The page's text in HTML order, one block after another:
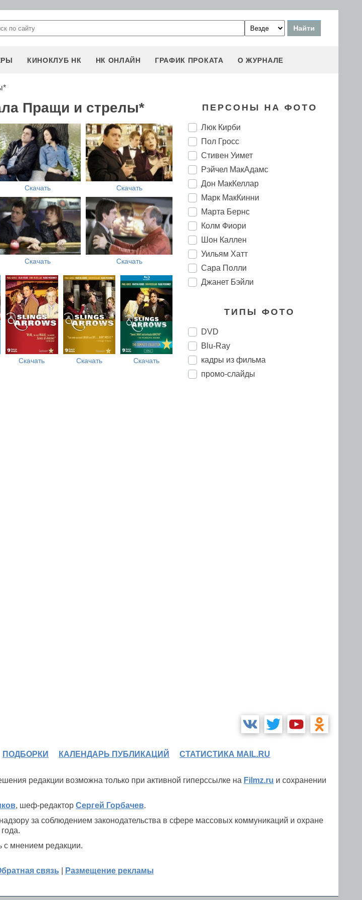
КИНОКЛУБ НК НК ОНЛАЙН ГРАФИК ПРОКАТА О ЖУРНАЛЕ
Пращи и стрелы*
Скачать Скачать
Скачать Скачать
Скачать Скачать Скачать
ПЕРСОНЫ НА ФОТО
Люк Кирби
Пол Гросс
Стивен Уимет
Рэйчел МакАдамс
Дон МакКеллар
Марк МакКинни
Марта Бернс
Колм Фиори
Шон Каллен
Уильям Хатт
Сара Полли
Джанет Бэйли
ТИПЫ ФОТО
DVD
Blu-Ray
кадры из фильма
промо-слайды
ПОДБОРКИ КАЛЕНДАРЬ ПУБЛИКАЦИЙ СТАТИСТИКА MAIL.RU
редакции возможна только при активной гиперссылке на Filmz.ru и сохранении
, шеф-редактор Сергей Горбачев.
за соблюдением законодательства в сфере массовых коммуникаций и охране
с мнением редакции.
связь Размещение рекламы